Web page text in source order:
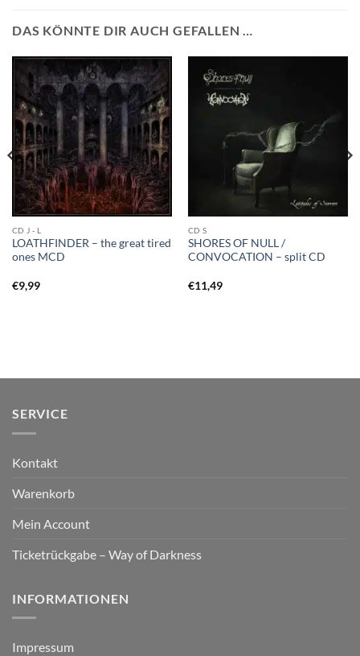
DAS KÖNNTE DIR AUCH GEFALLEN …
CD J - L
LOATHFINDER – the great tired
ones MCD
€9,99
CD S
SHORES OF NULL /
CONVOCATION – split CD
€11,49
SERVICE
Kontakt
Warenkorb
Mein Account
Ticketrückgabe – Way of Darkness
INFORMATIONEN
Impressum